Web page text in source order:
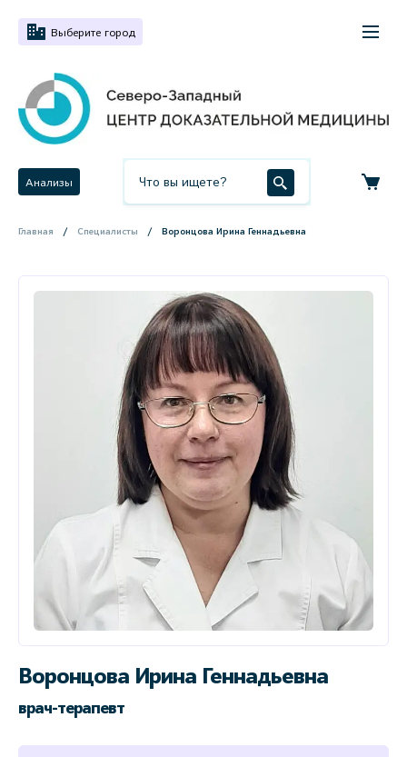
Выберите город
Анализы
Главная Специалисты Воронцова Ирина Геннадьевна
Воронцова Ирина Геннадьевна
врач-терапевт